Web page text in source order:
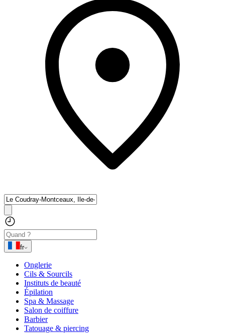
fr
Onglerie
Cils & Sourcils
Instituts de beauté
Épilation
Spa & Massage
Salon de coiffure
Barbier
Tatouage & piercing